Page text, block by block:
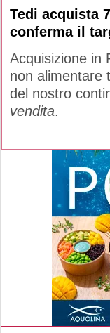
Tedi acquista
conferma il
Acquisizione in
non alimentare
del nostro
vendita.